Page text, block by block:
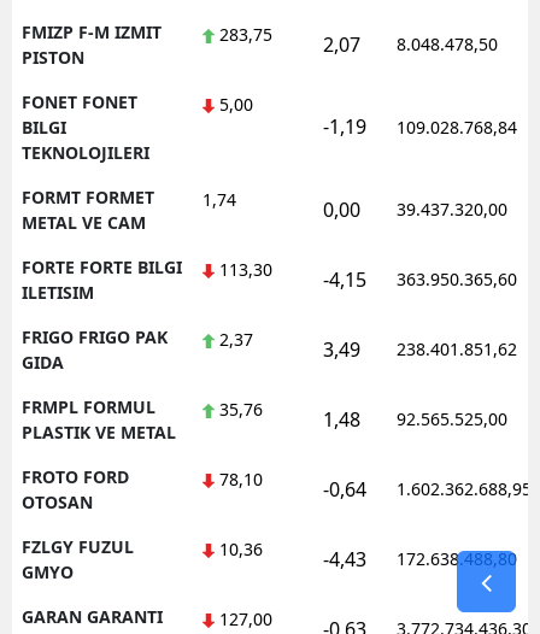
FMIZP F-M IZMIT
PISTON
283,75 2,07 8.048.478,50
FONET FONET
BILGI
TEKNOLOJILERI
5,00
-1,19 109.028.768,84
FORMT FORMET
METAL VE CAM
1,74 0,00 39.437.320,00
FORTE FORTE BILGI
ILETISIM
113,30 -4,15 363.950.365,60
FRIGO FRIGO PAK
GIDA
2,37 3,49 238.401.851,62
FRMPL FORMUL
PLASTIK VE METAL
35,76 1,48 92.565.525,00
FROTO FORD
OTOSAN
78,10 -0,64 1.602.362.688,95
FZLGY FUZUL
GMYO
10,36 -4,43 172.638.488,80
GARAN GARANTI
127,00 3.772.734.436,30